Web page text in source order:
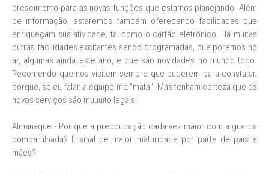
crescimento para as novas funções que estamos planejando. Além
de informação, estaremos também oferecendo facilidades que
enriqueçam sua atividade, tal como o cartão eletrônico. Há muitas
outras facilidades excitantes sendo programadas, que poremos no
ar, algumas ainda este ano, e que são novidades no mundo todo.
Recomendo que nos visitem sempre que puderem para constatar,
porque, se eu falar, a equipe me "mata". Mas tenham certeza que os
novos serviços são muuuito legais!
Almanaque - Por que a preocupação cada vez maior com a guarda
compartilhada? É sinal de maior maturidade por parte de pais e
mães?